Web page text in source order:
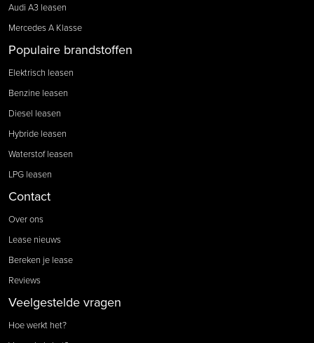
Audi A3 leasen
Mercedes A Klasse
Populaire brandstoffen
Elektrisch leasen
Benzine leasen
Diesel leasen
Hybride leasen
Waterstof leasen
LPG leasen
Contact
Over ons
Lease nieuws
Bereken je lease
Reviews
Veelgestelde vragen
Hoe werkt het?